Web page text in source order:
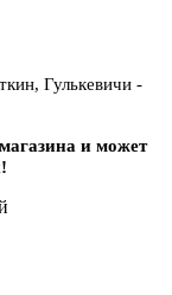
Гулькевичи -
и может